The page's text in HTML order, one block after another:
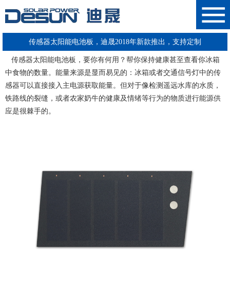
传感器太阳能电池板，迪晟2018年新款推出，支持定制
传感器太阳能电池板 ，要你有何用？帮你保持健康甚至查看你冰箱
中食物的数量。能量来源是显而易见的：冰箱或者交通信号灯中的传
感器可以直接接入主电源获取能量。但对于像检测遥远水库的水质，
铁路线的裂缝，或者农家奶牛的健康及情绪等行为的物质进行能源供
应是很棘手的。